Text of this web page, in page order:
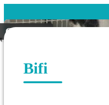
Geplaatst
Bifi